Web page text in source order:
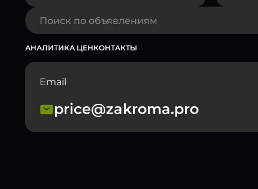
АНАЛИТИКА ЦЕНКОНТАКТЫ
Email
price@zakroma.pro